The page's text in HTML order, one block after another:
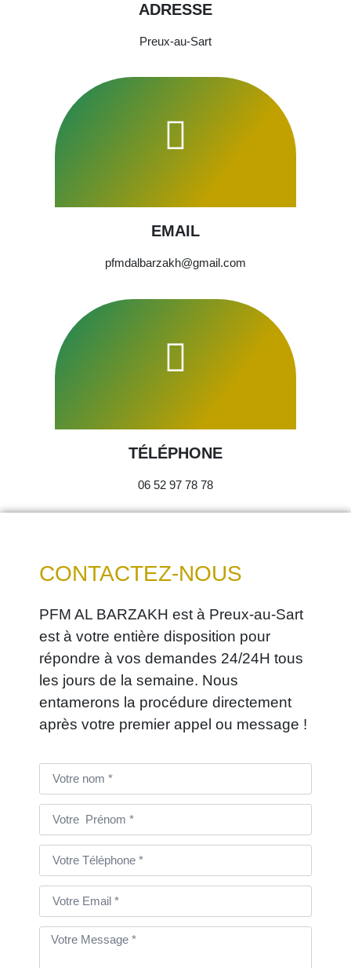
ADRESSE
Preux-au-Sart
EMAIL
pfmdalbarzakh@gmail.com
TÉLÉPHONE
06 52 97 78 78
CONTACTEZ-NOUS
PFM AL BARZAKH est à Preux-au-Sart
est à votre entière disposition pour
répondre à vos demandes 24/24H tous
les jours de la semaine. Nous
entamerons la procédure directement
après votre premier appel ou message !